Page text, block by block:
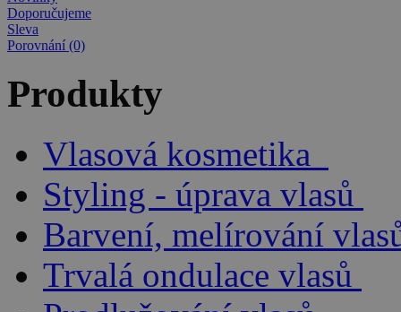
Doporučujeme
Sleva
Porovnání (0)
Produkty
Vlasová kosmetika
Styling - úprava vlasů
Barvení, melírování
Trvalá ondulace vlasů